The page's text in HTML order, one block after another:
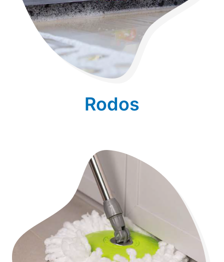
Rodos